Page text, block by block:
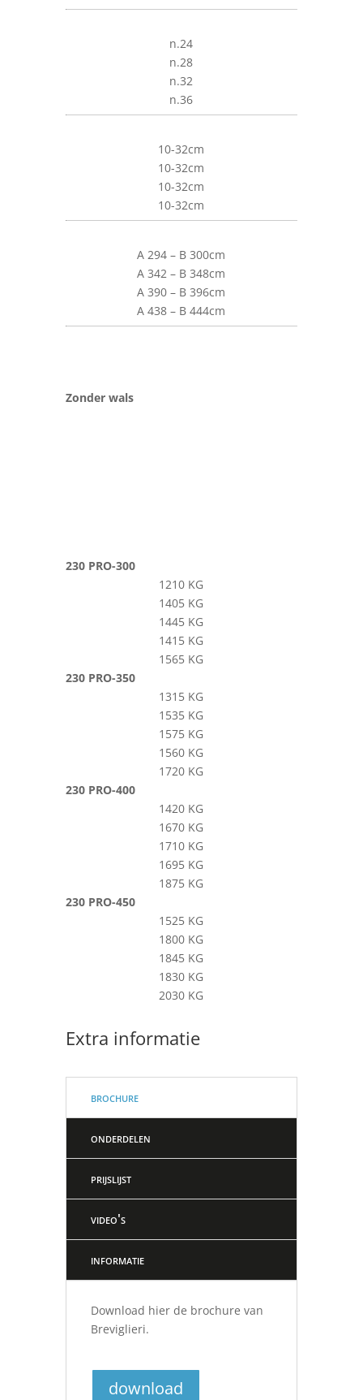
n.24
n.28
n.32
n.36
10-32cm
10-32cm
10-32cm
10-32cm
A 294 – B 300cm
A 342 – B 348cm
A 390 – B 396cm
A 438 – B 444cm
Zonder wals
230 PRO-300
1210 KG
1405 KG
1445 KG
1415 KG
1565 KG
230 PRO-350
1315 KG
1535 KG
1575 KG
1560 KG
1720 KG
230 PRO-400
1420 KG
1670 KG
1710 KG
1695 KG
1875 KG
230 PRO-450
1525 KG
1800 KG
1845 KG
1830 KG
2030 KG
Extra informatie
brochure
onderdelen
prijslijst
video's
informatie
Download hier de brochure van
Breviglieri.
download